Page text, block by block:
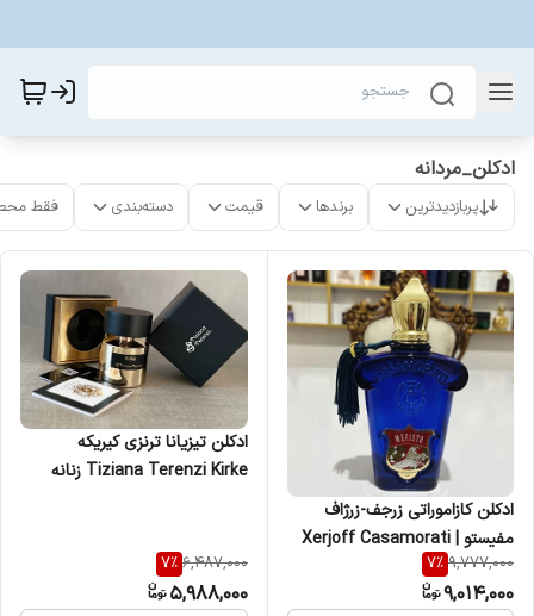
ادکلن_مردانه
پربازدیدترین برندها قیمت دسته‌بندی فقط
ادکلن کازاموراتی زرجف-زرژاف
مفیستو | Xerjoff Casamorati
Mefisto مردانه
9,777,000
7%
9,014,000
ادکلن تیزیانا ترنزی کیریکه
Tiziana Terenzi Kirke زنانه
6,487,000
7%
5,988,000